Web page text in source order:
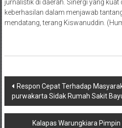
jurnalistik di daerah. Sinergi yang
keberhasilan dalam menjawab
mendatang, terang Kiswanuddin.
Navigasi
pos
Respon Cepat Terhadap
purwakarta Sidak Rumah Sakit
Kalapas Warungkiara